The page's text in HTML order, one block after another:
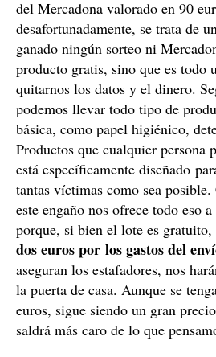
del Mercadona valorado en 90
desafortunadamente, se trata de
ganado ningún sorteo ni
producto gratis, sino que es todo
quitarnos los datos y el dinero.
podemos llevar todo tipo de
básica, como papel higiénico,
Productos que cualquier persona
está específicamente diseñado
tantas víctimas como sea
este engaño nos ofrece todo eso
porque, si bien el lote es gratuito,
dos euros por los gastos del
aseguran los estafadores, nos
la puerta de casa. Aunque se
euros, sigue siendo un gran
saldrá más caro de lo que